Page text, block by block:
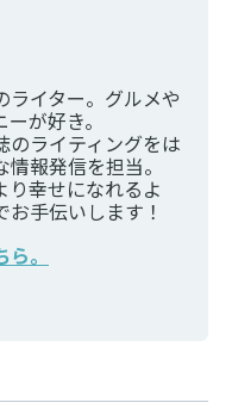
ライター。グルメや
が好き。
のライティングをは
報発信を担当。
り幸せになれるよ
お手伝いします！
。